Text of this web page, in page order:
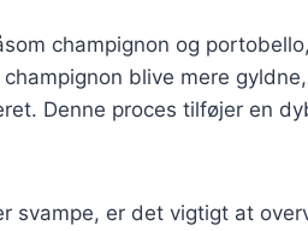
champignon og
champignon blive mere
Denne proces tilføjer en
svampe, er det vigtigt at